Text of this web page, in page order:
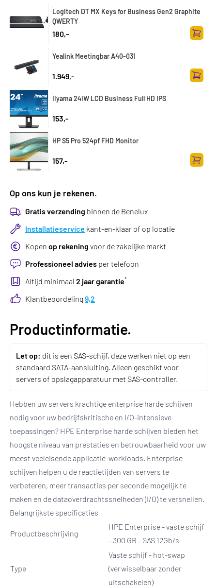
Logitech DT MX Keys for Business Gen2 Graphite
QWERTY
180,-
Yealink Meetingbar A40-031
1.949,-
Iiyama 24iW LCD Business Full HD IPS
153,-
HP S5 Pro 524pf FHD Monitor
157,-
Op ons kun je rekenen.
Gratis verzending binnen de Benelux
Installatieservice kant-en-klaar of op locatie
Kopen op rekening voor de zakelijke markt
Professioneel advies per telefoon
Altijd minimaal 2 jaar garantie*
Klantbeoordeling9,2
Productinformatie.
Let op: dit is een SAS-schijf, deze werken niet op een
standaard SATA-aansluiting. Alleen geschikt voor
servers of opslagapparatuur met SAS-controller.
Hebben uw servers krachtige enterprise harde schijven
nodig voor uw bedrijfskritische en I/O-intensieve
toepassingen? HPE Enterprise harde schijven bieden het
hoogste niveau van prestaties en betrouwbaarheid voor uw
meest veeleisende applicatie-workloads. Enterprise-
schijven helpen u de reactietijden van servers te
verbeteren, meer transacties per seconde mogelijk te
maken en de dataoverdrachtssnelheden (I/O) te versnellen.
Belangrijkste specificaties
Productbeschrijving
HPE Enterprise - vaste schijf
- 300 GB - SAS 12Gb/s
Type
Vaste schijf - hot-swap
(verwisselbaar zonder
uitschakelen)